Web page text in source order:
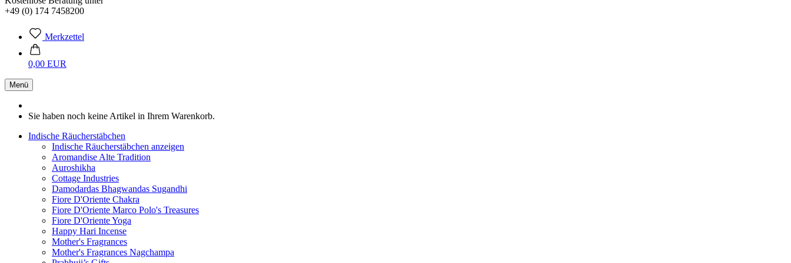
+49 (0) 174 7458200
Merkzettel
0,00 EUR
Menü
Sie haben noch keine Artikel in Ihrem Warenkorb.
Indische Räucherstäbchen
Indische Räucherstäbchen anzeigen
Aromandise Alte Tradition
Auroshikha
Cottage Industries
Damodardas Bhagwandas Sugandhi
Fiore D'Oriente Chakra
Fiore D'Oriente Marco Polo's Treasures
Fiore D'Oriente Yoga
Happy Hari Incense
Mother's Fragrances
Mother's Fragrances Nagchampa